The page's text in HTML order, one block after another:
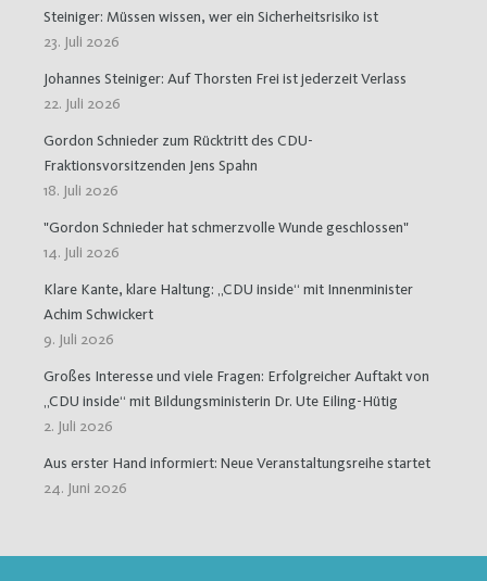
Steiniger: Müssen wissen, wer ein Sicherheitsrisiko ist
23. Juli 2026
Johannes Steiniger: Auf Thorsten Frei ist jederzeit Verlass
22. Juli 2026
Gordon Schnieder zum Rücktritt des CDU-
Fraktionsvorsitzenden Jens Spahn
18. Juli 2026
"Gordon Schnieder hat schmerzvolle Wunde geschlossen"
14. Juli 2026
Klare Kante, klare Haltung: „CDU inside“ mit Innenminister
Achim Schwickert
9. Juli 2026
Großes Interesse und viele Fragen: Erfolgreicher Auftakt von
„CDU inside“ mit Bildungsministerin Dr. Ute Eiling-Hütig
2. Juli 2026
Aus erster Hand informiert: Neue Veranstaltungsreihe startet
24. Juni 2026